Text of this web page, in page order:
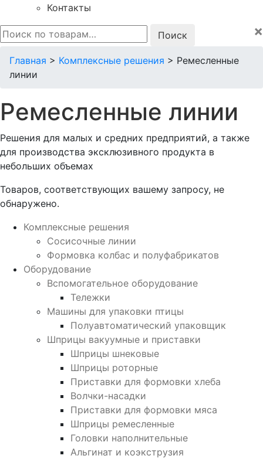
Контакты
Искать:
×
Главная > Комплексные решения > Ремесленные
линии
Ремесленные линии
Решения для малых и средних предприятий, а также
для производства эксклюзивного продукта в
небольших объемах
Товаров, соответствующих вашему запросу, не
обнаружено.
Комплексные решения
Сосисочные линии
Формовка колбас и полуфабрикатов
Оборудование
Вспомогательное оборудование
Тележки
Машины для упаковки птицы
Полуавтоматический упаковщик
Шприцы вакуумные и приставки
Шприцы шнековые
Шприцы роторные
Приставки для формовки хлеба
Волчки-насадки
Приставки для формовки мяса
Шприцы ремесленные
Головки наполнительные
Альгинат и коэкструзия